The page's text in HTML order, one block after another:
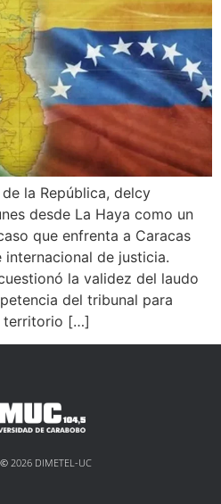
la República, delcy
desde La Haya como un
que enfrenta a Caracas
de justicia.
la validez del laudo
del tribunal para
territorio […]
2026 DIMETEL-UC